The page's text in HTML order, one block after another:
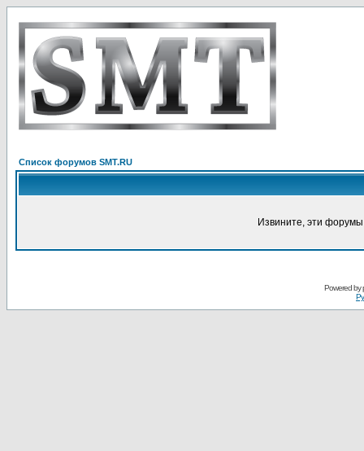
Список форумов SMT.RU
Извините, эти
Powered by